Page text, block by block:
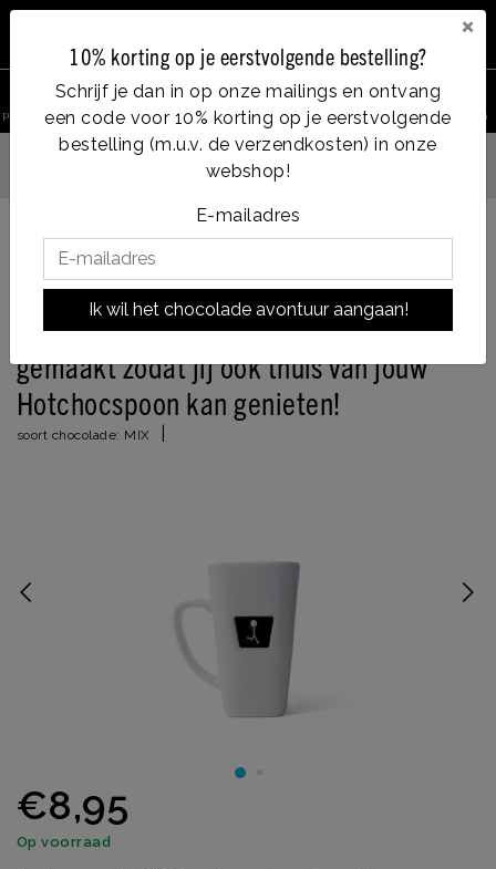
×
10% korting op je eerstvolgende bestelling?
Schrijf je dan in op onze mailings en ontvang
een code voor 10% korting op je eerstvolgende
bestelling (m.u.v. de verzendkosten) in onze
webshop!
E-mailadres
Ik wil het chocolade avontuur aangaan!
Vanaf €35, gratis verzending
Terug naar HOME|De enige échte CHCO mok! Speciaal gemaakt zodat jij
De enige échte CHCO mok! Speciaal
gemaakt zodat jij ook thuis van jouw
Hotchocspoon kan genieten!
soort chocolade: MIX
€8,95
Op voorraad
product zoeken Account Menu Verlanglijst Winkelwagen